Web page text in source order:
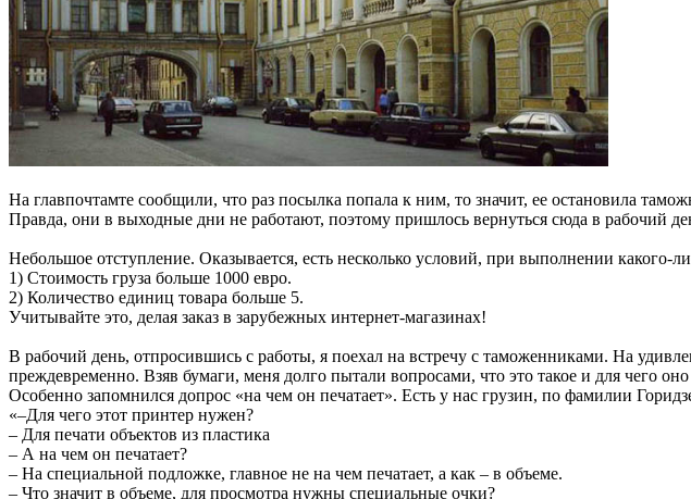
На главпочтамте сообщили, что раз посылка попала к ним, то значит, ее остановила
Правда, они в выходные дни не работают, поэтому пришлось вернуться сюда в рабочий
Небольшое отступление. Оказывается, есть несколько условий, при выполнении
1) Стоимость груза больше 1000 евро.
2) Количество единиц товара больше 5.
Учитывайте это, делая заказ в зарубежных интернет-магазинах!
В рабочий день, отпросившись с работы, я поехал на встречу с таможенниками. На
преждевременно. Взяв бумаги, меня долго пытали вопросами, что это такое и для чего
Особенно запомнился допрос «на чем он печатает». Есть у нас грузин, по фамилии
«–Для чего этот принтер нужен?
– Для печати объектов из пластика
– А на чем он печатает?
– На специальной подложке, главное не на чем печатает, а как – в объеме.
– Что значит в объеме, для просмотра нужны специальные очки?